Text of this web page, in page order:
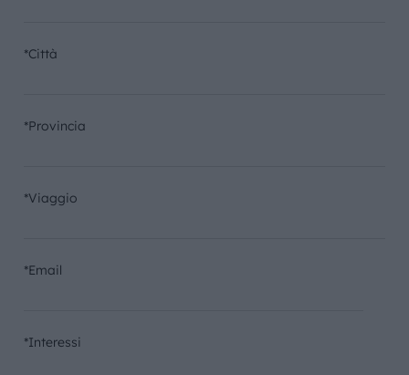
*Città
*Provincia
*Viaggio
*Email
*Interessi